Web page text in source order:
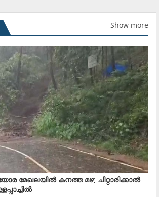
Show more
മേഖലയില്‍ കനത്ത മഴ; ചിറ്റാരിക്കാല്‍